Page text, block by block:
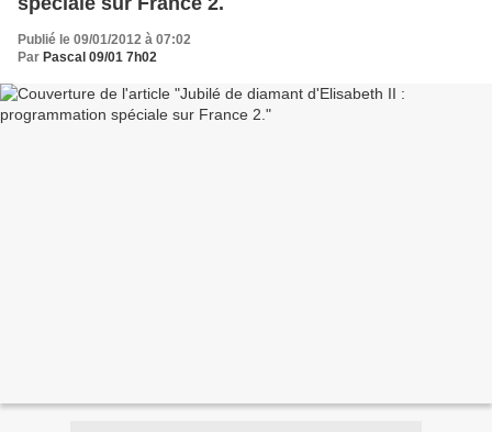
Publié le 09/01/2012 à 07:02
Par Pascal 09/01 7h02